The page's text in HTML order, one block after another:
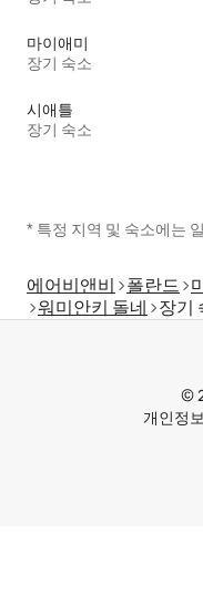
마이애미
장기 숙소
시애틀
장기 숙소
* 특정 지역 및 숙소에는
에어비앤비 폴란드
워미안키 돌네
장기
©
개인정